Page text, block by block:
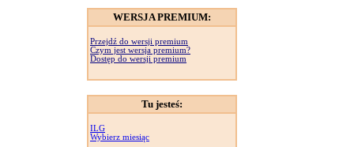
WERSJA PREMIUM:
Przejdź do wersji premium
Czym jest wersja premium?
Dostęp do wersji premium
Tu jesteś:
ILG
Wybierz miesiąc